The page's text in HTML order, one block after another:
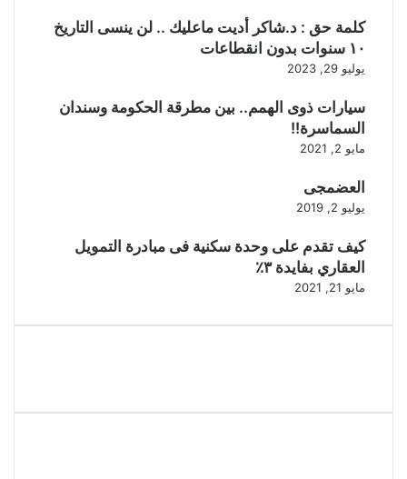
كلمة حق : د.شاكر أديت ماعليك .. لن ينسى التاريخ
١٠ سنوات بدون انقطاعات
يوليو 29, 2023
سيارات ذوى الهمم.. بين مطرقة الحكومة وسندان
السماسرة!!
مايو 2, 2021
العضمجى
يوليو 2, 2019
كيف تقدم على وحدة سكنية فى مبادرة التمويل
العقاري بفايدة ٣٪
مايو 21, 2021